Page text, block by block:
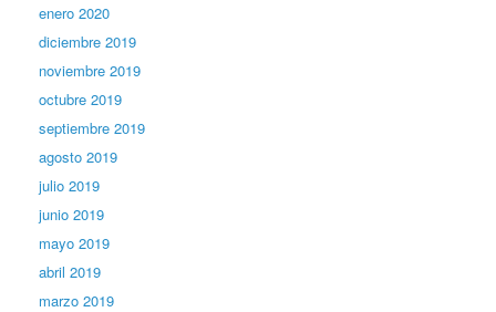
enero 2020
diciembre 2019
noviembre 2019
octubre 2019
septiembre 2019
agosto 2019
julio 2019
junio 2019
mayo 2019
abril 2019
marzo 2019